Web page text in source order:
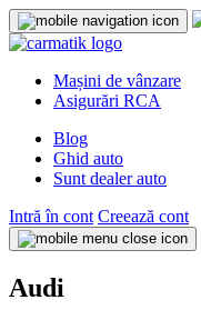
Mașini de vânzare
Asigurări RCA
Blog
Ghid auto
Sunt dealer auto
Intră în cont Creează cont
Audi